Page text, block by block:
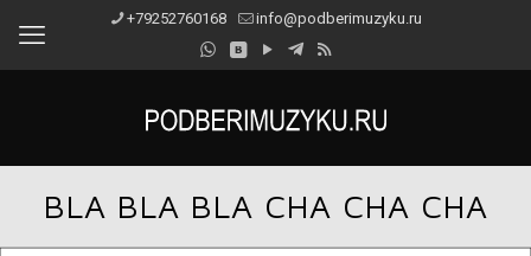
+79252760168 info@podberimuzyku.ru
BLA BLA BLA CHA CHA CHA